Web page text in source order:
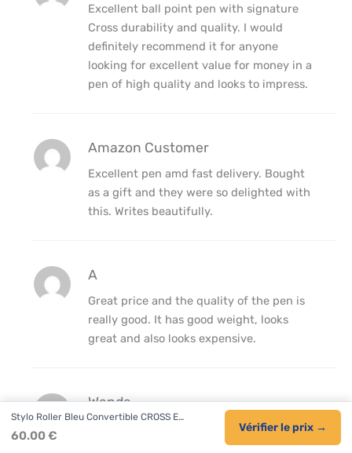
Excellent ball point pen with signature
Cross durability and quality. I would
definitely recommend it for anyone
looking for excellent value for money in a
pen of high quality and looks to impress.
Amazon Customer
Excellent pen amd fast delivery. Bought
as a gift and they were so delighted with
this. Writes beautifully.
A
Great price and the quality of the pen is
really good. It has good weight, looks
great and also looks expensive.
Wanda
I love using a rollerball pen. Bought two.
Shame is that the ink runs out quite
Stylo Roller Bleu Convertible CROSS E…
60.00 €
Vérifier le prix →